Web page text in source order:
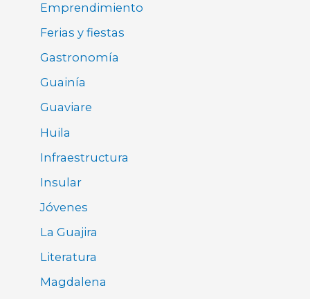
Emprendimiento
Ferias y fiestas
Gastronomía
Guainía
Guaviare
Huila
Infraestructura
Insular
Jóvenes
La Guajira
Literatura
Magdalena